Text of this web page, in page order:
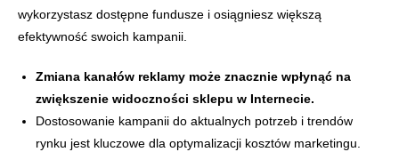
wykorzystasz dostępne fundusze i osiągniesz większą
efektywność swoich kampanii.
Zmiana kanałów reklamy może znacznie wpłynąć na
zwiększenie widoczności sklepu w Internecie.
Dostosowanie kampanii do aktualnych potrzeb i trendów
rynku jest kluczowe dla optymalizacji kosztów marketingu.